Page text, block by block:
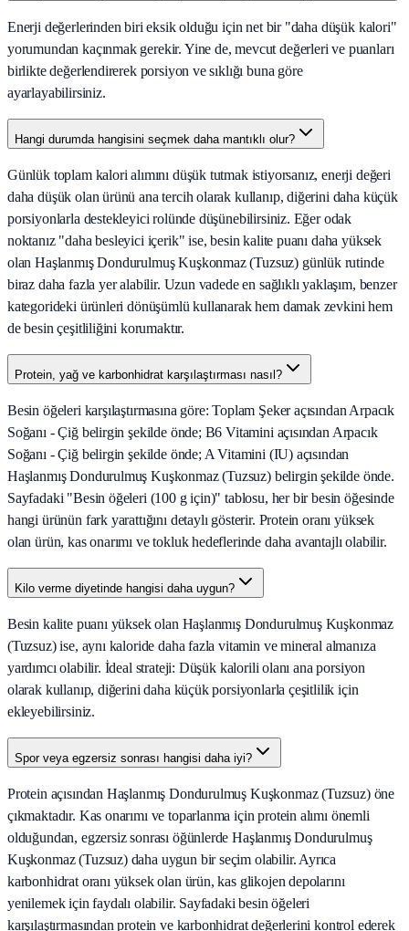
Enerji değerlerinden biri eksik olduğu için net bir "daha düşük kalori"
yorumundan kaçınmak gerekir. Yine de, mevcut değerleri ve puanları
birlikte değerlendirerek porsiyon ve sıklığı buna göre
ayarlayabilirsiniz.
Hangi durumda hangisini seçmek daha mantıklı olur?
Günlük toplam kalori alımını düşük tutmak istiyorsanız, enerji değeri
daha düşük olan ürünü ana tercih olarak kullanıp, diğerini daha küçük
porsiyonlarla destekleyici rolünde düşünebilirsiniz. Eğer odak
noktanız "daha besleyici içerik" ise, besin kalite puanı daha yüksek
olan Haşlanmış Dondurulmuş Kuşkonmaz (Tuzsuz) günlük rutinde
biraz daha fazla yer alabilir. Uzun vadede en sağlıklı yaklaşım, benzer
kategorideki ürünleri dönüşümlü kullanarak hem damak zevkini hem
de besin çeşitliliğini korumaktır.
Protein, yağ ve karbonhidrat karşılaştırması nasıl?
Besin öğeleri karşılaştırmasına göre: Toplam Şeker açısından Arpacık
Soğanı - Çiğ belirgin şekilde önde; B6 Vitamini açısından Arpacık
Soğanı - Çiğ belirgin şekilde önde; A Vitamini (IU) açısından
Haşlanmış Dondurulmuş Kuşkonmaz (Tuzsuz) belirgin şekilde önde.
Sayfadaki "Besin öğeleri (100 g için)" tablosu, her bir besin öğesinde
hangi ürünün fark yarattığını detaylı gösterir. Protein oranı yüksek
olan ürün, kas onarımı ve tokluk hedeflerinde daha avantajlı olabilir.
Kilo verme diyetinde hangisi daha uygun?
Besin kalite puanı yüksek olan Haşlanmış Dondurulmuş Kuşkonmaz
(Tuzsuz) ise, aynı kaloride daha fazla vitamin ve mineral almanıza
yardımcı olabilir. İdeal strateji: Düşük kalorili olanı ana porsiyon
olarak kullanıp, diğerini daha küçük porsiyonlarla çeşitlilik için
ekleyebilirsiniz.
Spor veya egzersiz sonrası hangisi daha iyi?
Protein açısından Haşlanmış Dondurulmuş Kuşkonmaz (Tuzsuz) öne
çıkmaktadır. Kas onarımı ve toparlanma için protein alımı önemli
olduğundan, egzersiz sonrası öğünlerde Haşlanmış Dondurulmuş
Kuşkonmaz (Tuzsuz) daha uygun bir seçim olabilir. Ayrıca
karbonhidrat oranı yüksek olan ürün, kas glikojen depolarını
yenilemek için faydalı olabilir. Sayfadaki besin öğeleri
karşılaştırmasından protein ve karbonhidrat değerlerini kontrol ederek